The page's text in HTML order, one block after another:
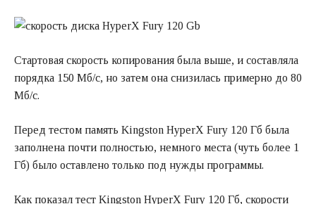
Стартовая скорость копирования была выше, и составляла
порядка 150 Мб/с, но затем она снизилась примерно до 80
Мб/с.
Перед тестом память Kingston HyperX Fury 120 Гб была
заполнена почти полностью, немного места (чуть более 1
Гб) было оставлено только под нужды программы.
Как показал тест Kingston HyperX Fury 120 Гб, скорости